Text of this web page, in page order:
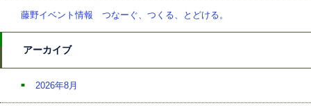
藤野イベント情報 つなーぐ、つくる、とどける。
アーカイブ
2026年8月